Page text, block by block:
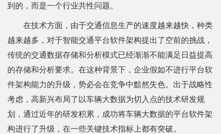
到的，而是一个行业共性问题。
在技术方面，由于交通信息生产的速度越来越快，种类
越来越多，对于智能交通平台软件架构提出了空前的挑战，
传统的交通数据存储和分析模式已经渐渐不能满足日益提高
的存储和分析要求。在这种背景下，企业假如不进行平台软
件架构能力的升级，势必会在竞争中黯然失色。出于战略性
考虑，高新兴布局了以车辆大数据为切入点的技术研发规
划，通过近年的研发积累，成功将车辆大数据的平台软件架
构进行了升级，在一些关键技术指标上都有突破。